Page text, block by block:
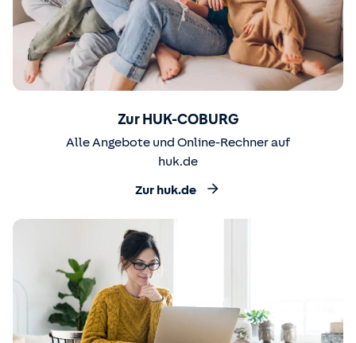
Zur HUK-COBURG
Alle Angebote und Online-Rechner auf
huk.de
Zur huk.de